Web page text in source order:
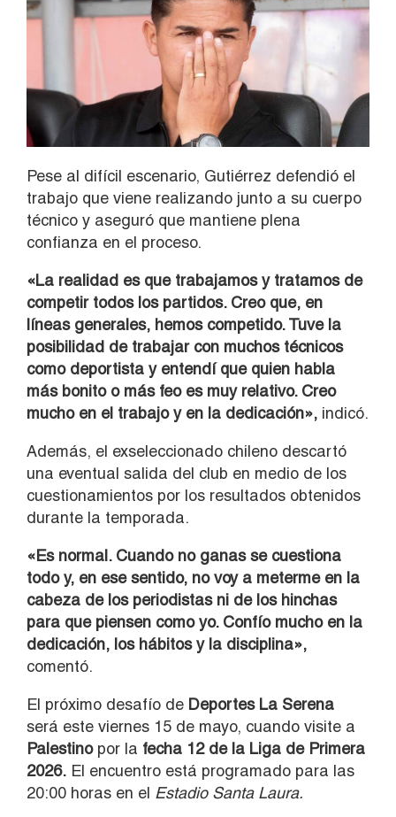
Pese al difícil escenario, Gutiérrez defendió el
trabajo que viene realizando junto a su cuerpo
técnico y aseguró que mantiene plena
confianza en el proceso.
«La realidad es que trabajamos y tratamos de
competir todos los partidos. Creo que, en
líneas generales, hemos competido. Tuve la
posibilidad de trabajar con muchos técnicos
como deportista y entendí que quien habla
más bonito o más feo es muy relativo. Creo
mucho en el trabajo y en la dedicación», indicó.
Además, el exseleccionado chileno descartó
una eventual salida del club en medio de los
cuestionamientos por los resultados obtenidos
durante la temporada.
«Es normal. Cuando no ganas se cuestiona
todo y, en ese sentido, no voy a meterme en la
cabeza de los periodistas ni de los hinchas
para que piensen como yo. Confío mucho en la
dedicación, los hábitos y la disciplina»,
comentó.
El próximo desafío de Deportes La Serena
será este viernes 15 de mayo, cuando visite a
Palestinopor la fecha 12 de la Liga de Primera
2026. El encuentro está programado para las
20:00 horas en el Estadio Santa Laura.